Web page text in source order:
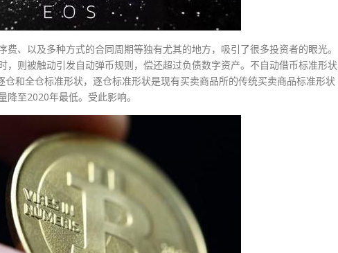
、以及多种方式的合同周期等独有尤其的地方，吸引了很多投资者的眼光。
，则被触动引发自动弹币规则，偿还超过负债数字资产。不自动借币标准形状
和全仓标准形状，逐仓标准形状是现有买卖商品所的传统买卖商品标准形状
至2020年最低。受此影响。